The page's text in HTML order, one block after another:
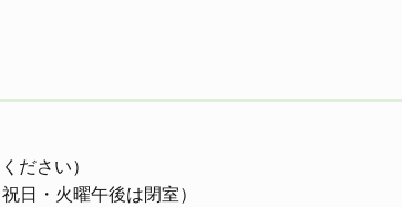
ださい）
・火曜午後は閉室）